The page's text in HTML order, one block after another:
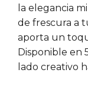
la elegancia
de frescura a
aporta un
Disponible en
lado creativo